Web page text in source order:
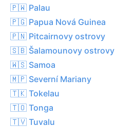
🇵🇼 Palau
🇵🇬 Papua Nová Guinea
🇵🇳 Pitcairnovy ostrovy
🇸🇧 Šalamounovy ostrovy
🇼🇸 Samoa
🇲🇵 Severní Mariany
🇹🇰 Tokelau
🇹🇴 Tonga
🇹🇻 Tuvalu